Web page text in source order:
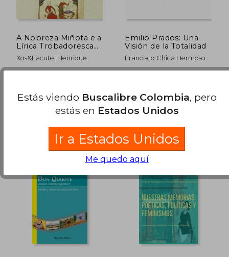
45% $ 177.181
$ 97.450
45%
dcto.
$
A Nobreza Miñota e a
Lírica Trobadoresca
na Galicia da Primeira
Metade do Século Xiii
(en Gallego)
Xos&Eacute; Henrique
Monteagudo Romero
Emilio Prados: Una
Visión de la Totalidad
Francisco Chica Hermoso
Estás viendo Buscalibre Colombia, pero
estás en Estados Unidos
Ir a Estados Unidos
Me quedo aquí